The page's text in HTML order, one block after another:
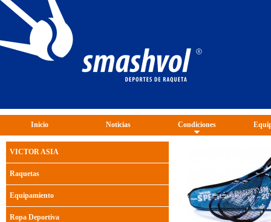
Inicio Noticias Condiciones
VICTOR ASIA
Raquetas
Equipamiento
Ropa Deportiva